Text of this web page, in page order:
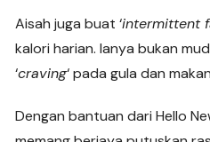
Aisah juga buat ‘intermittent
kalori harian. Ianya bukan
‘craving‘ pada gula dan
Dengan bantuan dari Hello